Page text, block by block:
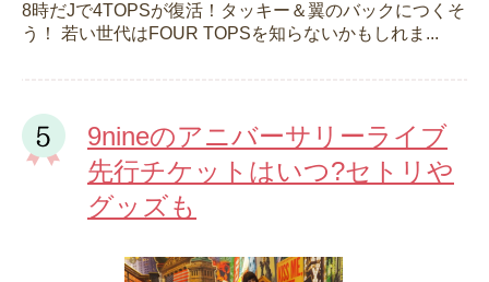
8時だJで4TOPSが復活！タッキー＆翼のバックにつくそ
う！ 若い世代はFOUR TOPSを知らないかもしれま...
9nineのアニバーサリーライブ
先行チケットはいつ?セトリや
グッズも